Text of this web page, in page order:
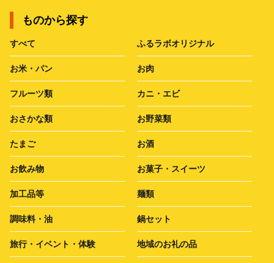
ものから探す
すべて ふるラボオリジナル
お米・パン お肉
フルーツ類 カニ・エビ
おさかな類 お野菜類
たまご お酒
お飲み物 お菓子・スイーツ
加工品等 麺類
調味料・油 鍋セット
旅行・イベント・体験 地域のお礼の品